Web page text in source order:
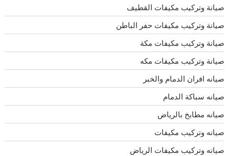
صيانة وتركيب مكيفات القطيف
صيانة وتركيب مكيفات حفر الباطن
صيانة وتركيب مكيفات مكة
صيانة وتركيب مكيفات مكه
صيانه افران الدمام والخبر
صيانه سباكة الدمام
صيانه مطابخ بالرياض
صيانه وتركيب مكيفات
صيانه وتركيب مكيفات الرياض